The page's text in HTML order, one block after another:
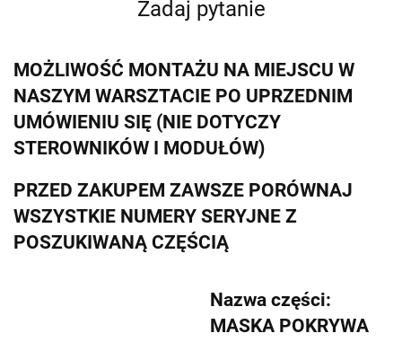
Zadaj pytanie
MOŻLIWOŚĆ MONTAŻU NA MIEJSCU W
NASZYM WARSZTACIE PO UPRZEDNIM
UMÓWIENIU SIĘ (NIE DOTYCZY
STEROWNIKÓW I MODUŁÓW)
PRZED ZAKUPEM ZAWSZE PORÓWNAJ
WSZYSTKIE NUMERY SERYJNE Z
POSZUKIWANĄ CZĘŚCIĄ
Nazwa części:
MASKA POKRYWA